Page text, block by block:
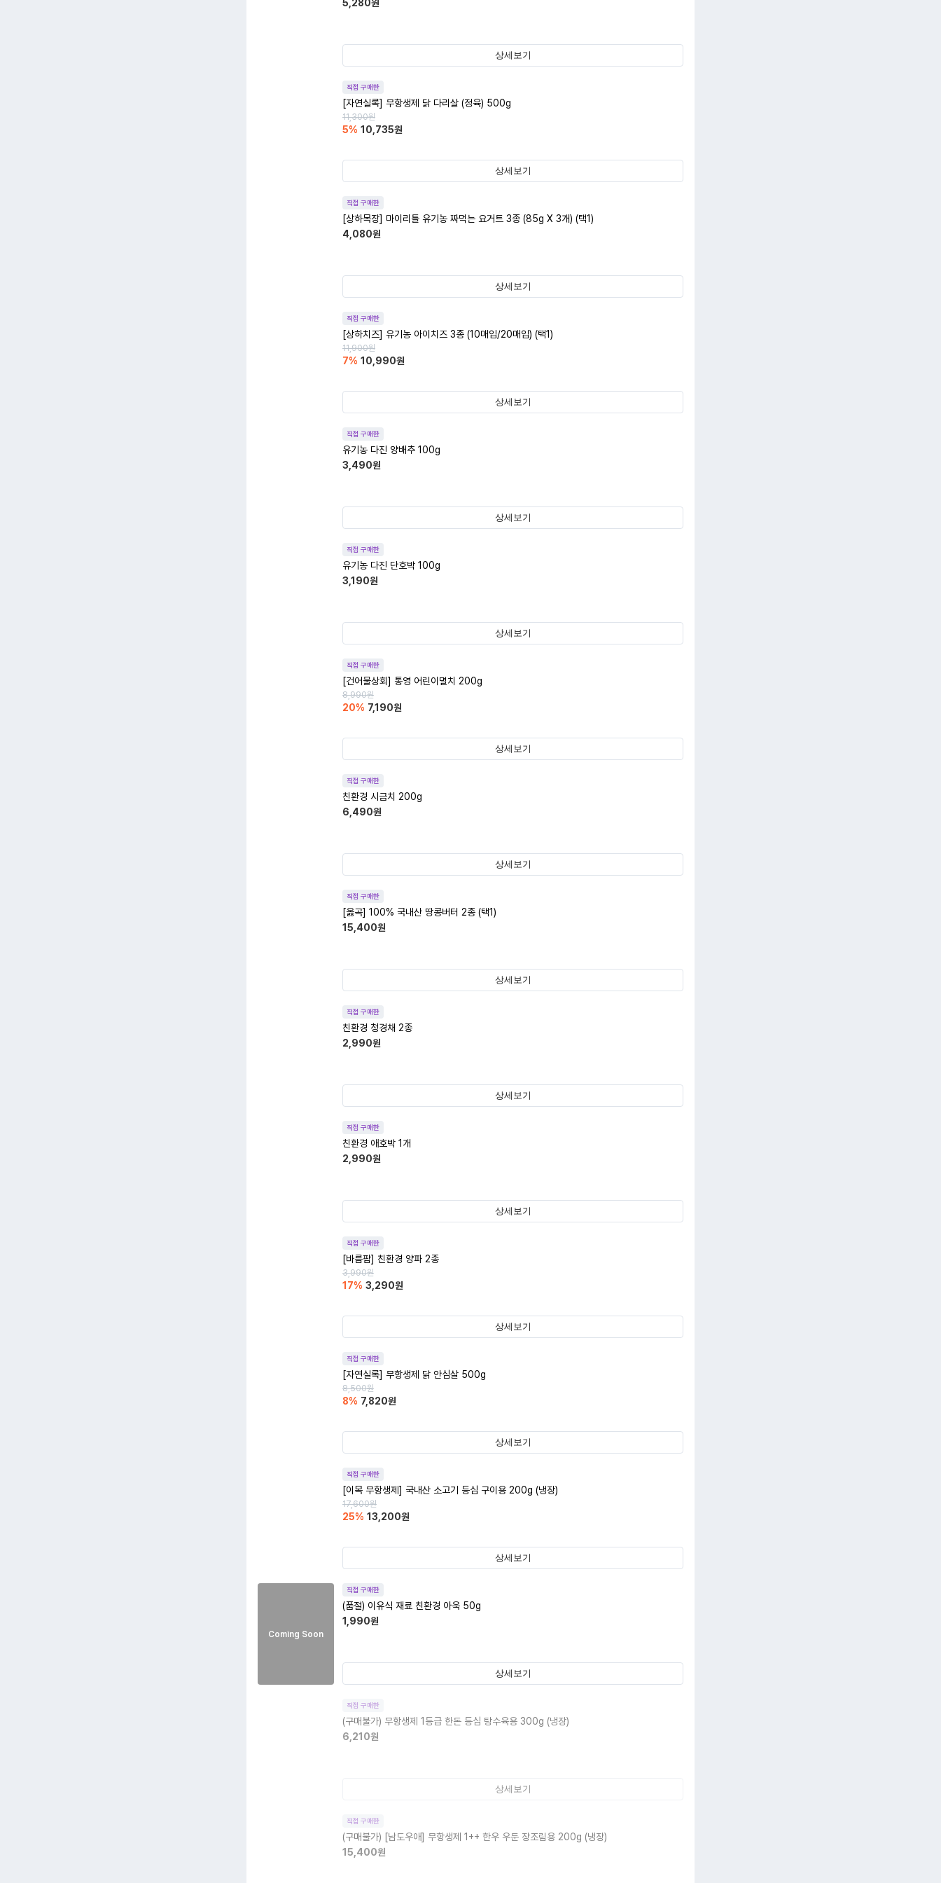
5,280원
상세보기
직접 구매한
[자연실록] 무항생제 닭 다리살 (정육) 500g
11,300원
5% 10,735원
상세보기
직접 구매한
[상하목장] 마이리틀 유기농 짜먹는 요거트 3종 (85g X 3개) (택1)
4,080원
상세보기
직접 구매한
[상하치즈] 유기농 아이치즈 3종 (10매입/20매입) (택1)
11,900원
7% 10,990원
상세보기
직접 구매한
유기농 다진 양배추 100g
3,490원
상세보기
직접 구매한
유기농 다진 단호박 100g
3,190원
상세보기
직접 구매한
[건어물상회] 통영 어린이멸치 200g
8,990원
20% 7,190원
상세보기
직접 구매한
친환경 시금치 200g
6,490원
상세보기
직접 구매한
[옳곡] 100% 국내산 땅콩버터 2종 (택1)
15,400원
상세보기
직접 구매한
친환경 청경채 2종
2,990원
상세보기
직접 구매한
친환경 애호박 1개
2,990원
상세보기
직접 구매한
[바름팜] 친환경 양파 2종
3,990원
17% 3,290원
상세보기
직접 구매한
[자연실록] 무항생제 닭 안심살 500g
8,500원
8% 7,820원
상세보기
직접 구매한
[이목 무항생제] 국내산 소고기 등심 구이용 200g (냉장)
17,600원
25% 13,200원
상세보기
Coming Soon
직접 구매한
(품절) 이유식 재료 친환경 아욱 50g
1,990원
상세보기
직접 구매한
(구매불가) 무항생제 1등급 한돈 등심 탕수육용 300g (냉장)
6,210원
상세보기
직접 구매한
(구매불가) [남도우애] 무항생제 1++ 한우 우둔 장조림용 200g (냉장)
15,400원